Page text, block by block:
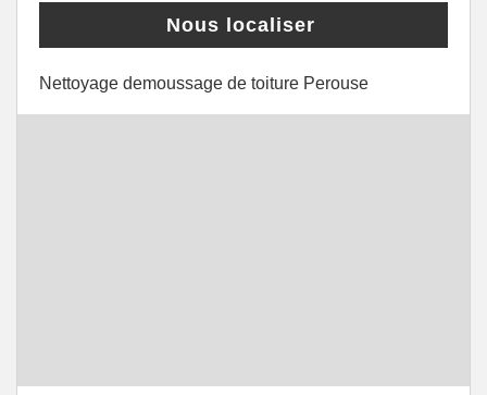
Nous localiser
Nettoyage demoussage de toiture Perouse